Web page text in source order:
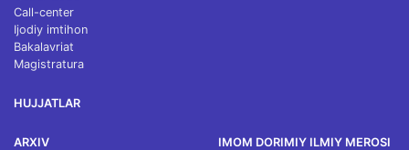
Call-center
Ijodiy imtihon
Bakalavriat
Magistratura
HUJJATLAR
ARXIV
IMOM DORIMIY ILMIY MEROSI